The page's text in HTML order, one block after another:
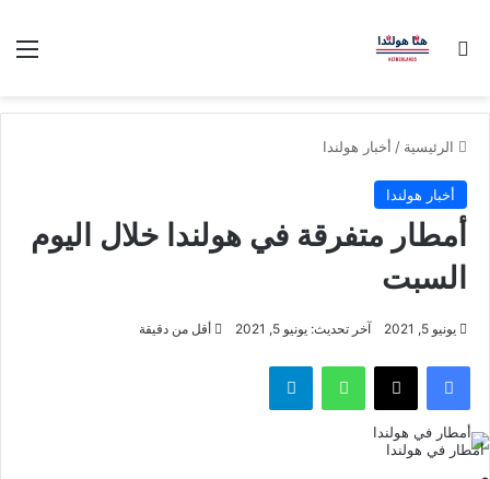
بحث عن
الرئيسية / أخبار هولندا
أخبار هولندا
أمطار متفرقة في هولندا خلال اليوم
السبت
يونيو 5, 2021 آخر تحديث: يونيو 5, 2021 أقل من دقيقة
فيسبوك ‫X واتساب تيلقرام
أمطار في هولندا